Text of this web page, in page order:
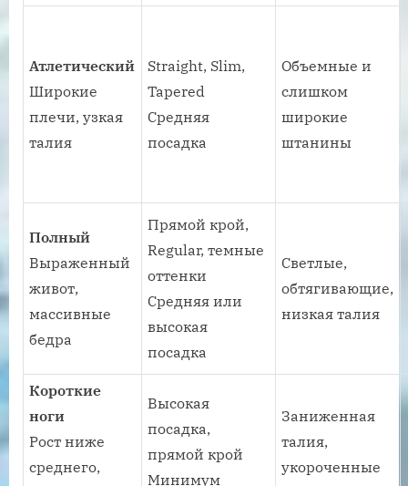
Атлетический
Широкие
плечи, узкая
талия
Straight, Slim,
Tapered
Средняя
посадка
Объемные и
слишком
широкие
штанины
Полный
Выраженный
живот,
массивные
бедра
Прямой крой,
Regular, темные
оттенки
Средняя или
высокая
посадка
Светлые,
обтягивающие,
низкая талия
Короткие
ноги
Рост ниже
среднего,
Высокая
посадка,
прямой крой
Минимум
Заниженная
талия,
укороченные